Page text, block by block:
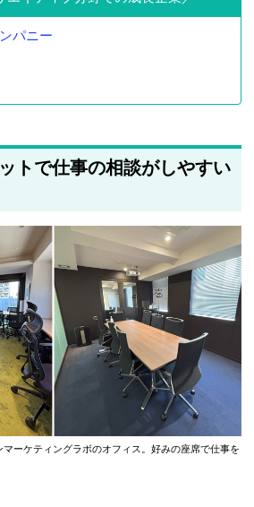
パニー
トで仕事の相談がしやすい
ーケティングラボのオフィス。好みの座席で仕事を